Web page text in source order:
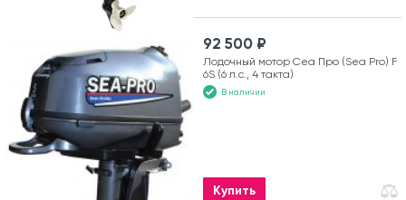
92 500 ₽
Лодочный мотор Сеа Про (Sea Pro) F
6S (6 л.с., 4 такта)
В наличии
Купить